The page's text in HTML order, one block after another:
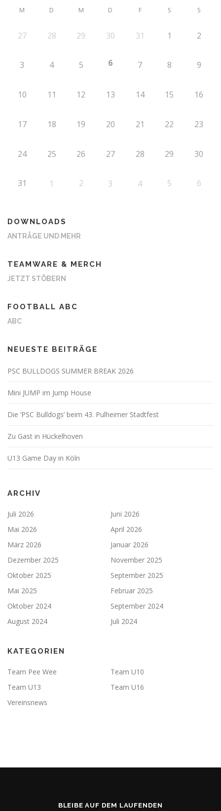
M D M D F S S
27 28 29 30 31 1 2
3 4 5 6 7 8 9
10 11 12 13 14 15 16
17 18 19 20 21 22 23
24 25 26 27 28 29 30
31 1 2 3 4 5 6
DOWNLOADS
ANTRÄGE UND MEHR
TEAMWARE & MERCH
JETZT STÖBERN
FOOTBALL ABC
ABC
NEUESTE BEITRÄGE
PSC BULLDOGS SUMMER BREAK 2026
Mini JUMP im Jump House
Die ‘PSC Bulldogs’ beim 43. Pulheimer Stadtfest
Zu Gast in Hückelhoven
U13 Game Day in Köln
ARCHIV
Juli 2026
Juni 2026
Mai 2026
April 2026
März 2026
Januar 2026
Dezember 2025
November 2025
Oktober 2025
September 2025
Mai 2025
Februar 2025
Oktober 2024
September 2024
August 2024
Juli 2024
KATEGORIEN
Team Pee Wee
Team U10
Team U13
Team U16
Vereinsnews
BLEIBE AUF DEM LAUFENDEN